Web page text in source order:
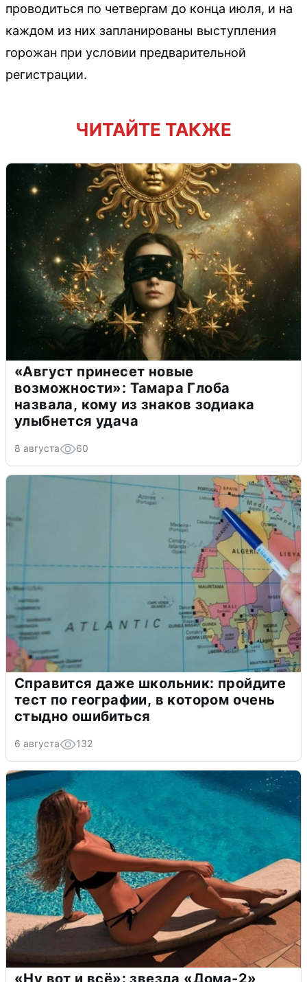
проводиться по четвергам до конца июля, и на
каждом из них запланированы выступления
горожан при условии предварительной
регистрации.
ЧИТАЙТЕ ТАКЖЕ
«Август принесет новые
возможности»: Тамара Глоба
назвала, кому из знаков зодиака
улыбнется удача
8 августа 60
Справится даже школьник: пройдите
тест по географии, в котором очень
стыдно ошибиться
6 августа 132
«Ну вот и всё»: звезда «Дома-2»